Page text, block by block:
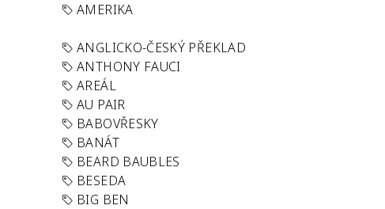
AMERIKA
ANGLICKO-ČESKÝ PŘEKLAD
ANTHONY FAUCI
AREÁL
AU PAIR
BABOVŘESKY
BANÁT
BEARD BAUBLES
BESEDA
BIG BEN